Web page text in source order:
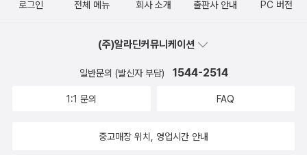
로그인 전체 메뉴 회사 소개 출판사 안내 PC 버전
(주)알라딘커뮤니케이션
일반문의 (발신자 부담) 1544-2514
1:1 문의 FAQ
중고매장 위치, 영업시간 안내